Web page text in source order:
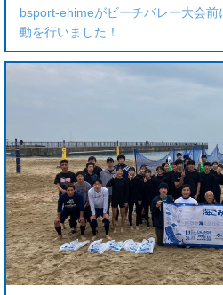
bsport-ehimeがビーチバレー大会
動を行いました！